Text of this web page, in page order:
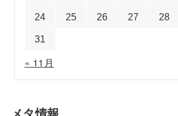
24 25 26 27 28
31
« 11月